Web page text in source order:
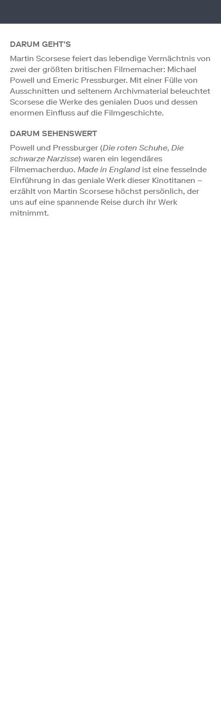
DARUM GEHT'S
Martin Scorsese feiert das lebendige Vermächtnis von
zwei der größten britischen Filmemacher: Michael
Powell und Emeric Pressburger. Mit einer Fülle von
Ausschnitten und seltenem Archivmaterial beleuchtet
Scorsese die Werke des genialen Duos und dessen
enormen Einfluss auf die Filmgeschichte.
DARUM SEHENSWERT
Powell und Pressburger (Die roten Schuhe, Die
schwarze Narzisse) waren ein legendäres
Filmemacherduo. Made in Englandist eine fesselnde
Einführung in das geniale Werk dieser Kinotitanen –
erzählt von Martin Scorsese höchst persönlich, der
uns auf eine spannende Reise durch ihr Werk
mitnimmt.